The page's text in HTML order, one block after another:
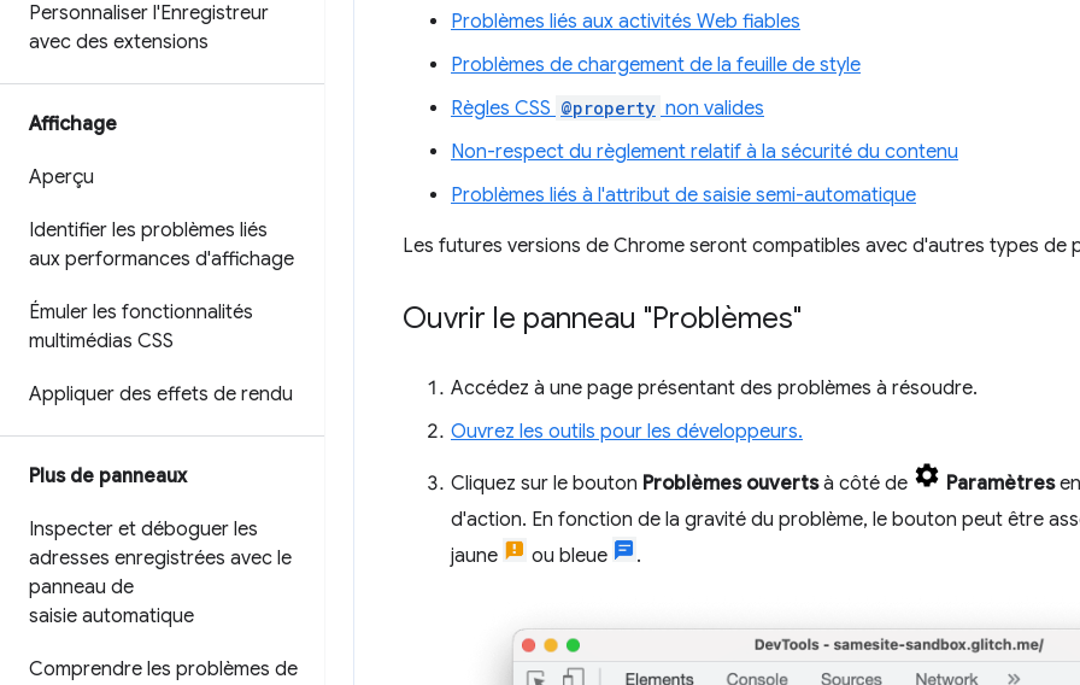
Personnaliser l'Enregistreur
avec des extensions
Affichage
Aperçu
Identifier les problèmes liés
aux performances d'affichage
Émuler les fonctionnalités
multimédias CSS
Appliquer des effets de rendu
Plus de panneaux
Inspecter et déboguer les
adresses enregistrées avec le
panneau de
saisie automatique
Comprendre les problèmes de
Problèmes liés aux activités Web fiables
Problèmes de chargement de la feuille de style
Règles CSS @property non valides
Non-respect du règlement relatif à la sécurité du contenu
Problèmes liés à l'attribut de saisie semi-automatique
Les futures versions de Chrome seront compatibles avec d'autres types de
Ouvrir le panneau "Problèmes"
Accédez à une page présentant des problèmes à résoudre.
Ouvrez les outils pour les développeurs.
Cliquez sur le bouton Problèmes ouvertsà côté de Paramètres
d'action. En fonction de la gravité du problème, le bouton peut être
jaune
ou bleue .